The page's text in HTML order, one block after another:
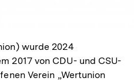
wurde 2024
2017 von CDU- und CSU-
Verein „Wertunion